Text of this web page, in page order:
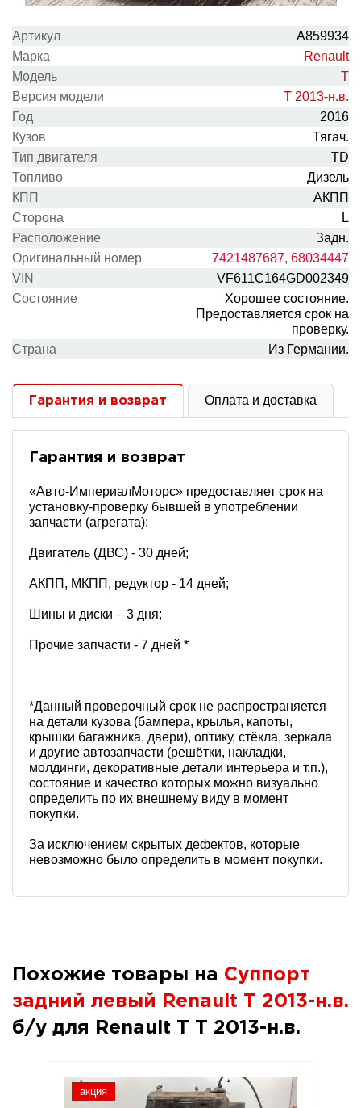
Артикул
A859934
Марка
Renault
Модель
T
Версия модели
T 2013-н.в.
Год
2016
Кузов
Тягач.
Тип двигателя
TD
Топливо
Дизель
КПП
АКПП
Сторона
L
Расположение
Задн.
Оригинальный номер
7421487687, 68034447
VIN
VF611C164GD002349
Состояние
Хорошее состояние.
Предоставляется срок на
проверку.
Cтрана
Из Германии.
Гарантия и возврат Оплата и доставка
Гарантия и возврат
«Авто-ИмпериалМоторс» предоставляет срок на
установку-проверку бывшей в употреблении
запчасти (агрегата):
Двигатель (ДВС) - 30 дней;
АКПП, МКПП, редуктор - 14 дней;
Шины и диски – 3 дня;
Прочие запчасти - 7 дней *
*Данный проверочный срок не распространяется
на детали кузова (бампера, крылья, капоты,
крышки багажника, двери), оптику, стёкла, зеркала
и другие автозапчасти (решётки, накладки,
молдинги, декоративные детали интерьера и т.п.),
состояние и качество которых можно визуально
определить по их внешнему виду в момент
покупки.
За исключением скрытых дефектов, которые
невозможно было определить в момент покупки.
Похожие товары на Суппорт
задний левый Renault T 2013-н.в.
б/у для Renault T T 2013-н.в.
акция